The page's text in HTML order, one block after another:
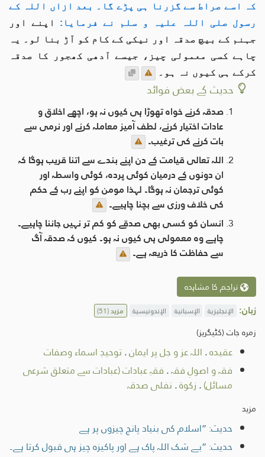
کہ اسے صراط سے گزرنا ہی پڑے گا۔ بعد ازاں اللہ کے
رسول صلی اللہ علیہ و سلم نے فرمایا: اپنے اور
جہنم کے بیچ صدقہ اور نیکی کے کام کو آڑ بنا لو۔ یہ
چاہے کسی معمولی چيز، جیسے آدھی کھجور کا صدقہ
کرکے ہی کیوں نہ ہو۔
حدیث کے بعض فوائد
صدقہ کرنے خواہ تھوڑا ہی کیوں نہ ہو، اچھے اخلاق و
عادات اختیار کرنے، لطف آمیز معاملہ کرنے اور نرمی سے
بات کرنے کی ترغیب۔
اللہ تعالی قیامت کے دن اپنے بندے سے اتنا قریب ہوگا کہ
ان دونوں کے درمیان کوئی پردہ، کوئی واسطہ اور
کوئی ترجمان نہ ہوگا۔ لہذا مومن کو اپنے رب کے حکم
کی خلاف ورزی سے بچنا چاہیے۔
انسان کو کسی بھی صدقے کو کم تر نہیں جاننا چاہیے۔
چاہے وہ معمولی ہی کیوں نہ ہو۔ کیوں کہ صدقہ آگ
سے حفاظت کا ذریعہ ہے۔
تراجم کا مشاہدہ
زبان: الإنجليزية الإسبانية الإندونيسية مزید(51)
زمرہ جات (کٹیگریز)
عقیدہ. اللہ عز و جل پر ایمان.توحيدِ اسماء وصفات
فقہ و اصولِ فقہ. فقہِ عبادات (عبادات سے متعلق شرعی
مسائل). زکوۃ. نفلی صدقہ
مزید
حدیث: ”اسلام کی بنیاد پانچ چیزوں پر ہے
حدیث: ”بے شک اللہ پاک ہے اور پاکیزہ چیز ہی قبول کرتا ہے۔